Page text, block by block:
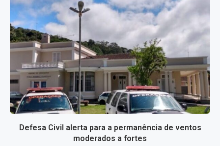
Defesa Civil alerta para a permanência de ventos
moderados a fortes